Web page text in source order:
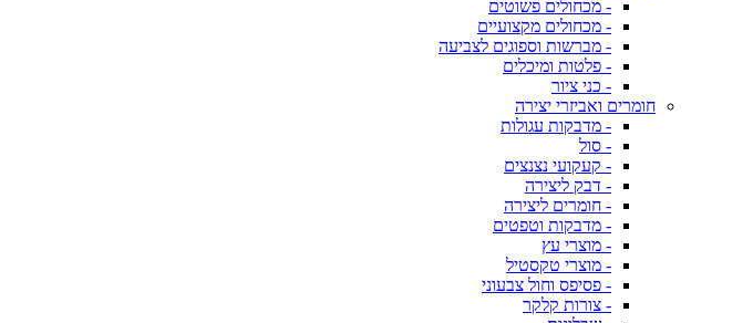
- מכחולים פשוטים
- מכחולים מקצועיים
- מברשות וספוגים לצביעה
- פלטות ומיכלים
- כני ציור
חומרים ואביזרי יצירה
- מדבקות עגולות
- סול
- קעקועי נצנצים
- דבק ליצירה
- חומרים ליצירה
- מדבקות וטפטים
- מוצרי עץ
- מוצרי טקסטיל
- פסיפס וחול צבעוני
- צורות קלקר